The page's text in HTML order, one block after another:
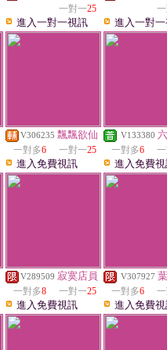
一對一25
進入一對一視訊 進入一對
V306235 飄飄欲仙
一對多6 一對一25
進入免費視訊
V133380
一對多6
進入免費
V289509 寂寞店員
一對多8 一對一25
進入免費視訊
V307927
一對多6
進入免費